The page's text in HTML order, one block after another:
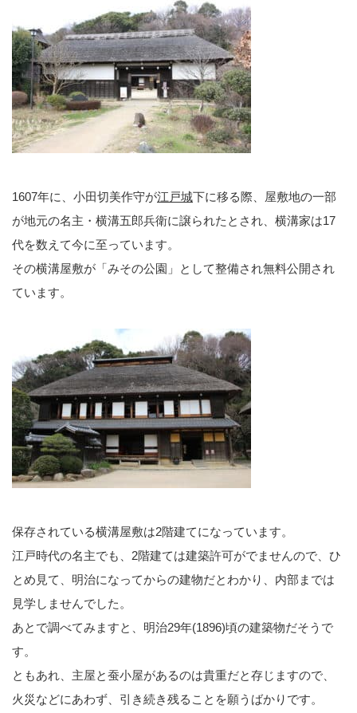
1607年に、小田切美作守が江戸城下に移る際、屋敷地の一部
が地元の名主・横溝五郎兵衛に譲られたとされ、横溝家は17
代を数えて今に至っています。
その横溝屋敷が「みその公園」として整備され無料公開され
ています。
保存されている横溝屋敷は2階建てになっています。
江戸時代の名主でも、2階建ては建築許可がでませんので、ひ
とめ見て、明治になってからの建物だとわかり、内部までは
見学しませんでした。
あとで調べてみますと、明治29年(1896)頃の建築物だそうで
す。
ともあれ、主屋と蚕小屋があるのは貴重だと存じますので、
火災などにあわず、引き続き残ることを願うばかりです。